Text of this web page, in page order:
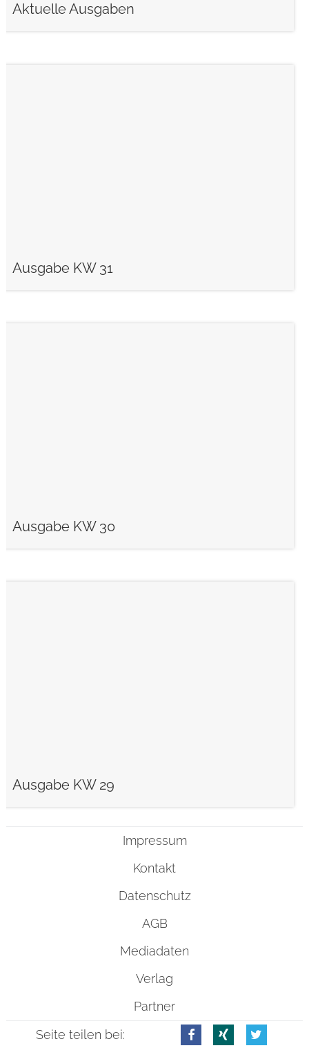
Aktuelle Ausgaben
Ausgabe KW 31
Ausgabe KW 30
Ausgabe KW 29
Impressum
Kontakt
Datenschutz
AGB
Mediadaten
Verlag
Partner
Seite teilen bei: